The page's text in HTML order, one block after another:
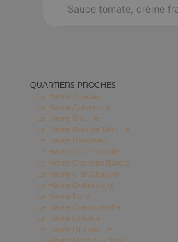
Sauce tomate, crème
QUARTIERS PROCHES
Le Havre Acacias
Le Havre Aplemont
Le Havre Bléville
Le Havre Bois de Bléville
Le Havre Brindeau
Le Havre Caucriauville
Le Havre Champs Barets
Le Havre Cité Chauvin
Le Havre Dollemard
Le Havre Eure
Le Havre Grand centre
Le Havre Graville
Le Havre Ht Graville